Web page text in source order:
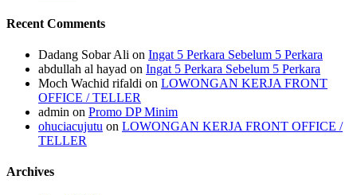
Recent Comments
Dadang Sobar Ali on Ingat 5 Perkara Sebelum 5 Perkara
abdullah al hayad on Ingat 5 Perkara Sebelum 5 Perkara
Moch Wachid rifaldi on LOWONGAN KERJA FRONT
OFFICE / TELLER
admin on Promo DP Minim
ohuciacujutu on LOWONGAN KERJA FRONT OFFICE /
TELLER
Archives